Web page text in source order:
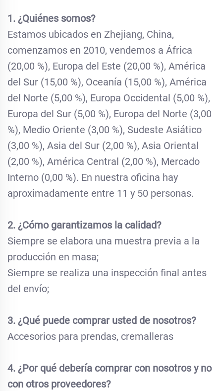
1. ¿Quiénes somos?
Estamos ubicados en Zhejiang, China,
comenzamos en 2010, vendemos a África
(20,00 %), Europa del Este (20,00 %), América
del Sur (15,00 %), Oceanía (15,00 %), América
del Norte (5,00 %), Europa Occidental (5,00 %),
Europa del Sur (5,00 %), Europa del Norte (3,00
%), Medio Oriente (3,00 %), Sudeste Asiático
(3,00 %), Asia del Sur (2,00 %), Asia Oriental
(2,00 %), América Central (2,00 %), Mercado
Interno (0,00 %). En nuestra oficina hay
aproximadamente entre 11 y 50 personas.
2. ¿Cómo garantizamos la calidad?
Siempre se elabora una muestra previa a la
producción en masa;
Siempre se realiza una inspección final antes
del envío;
3. ¿Qué puede comprar usted de nosotros?
Accesorios para prendas, cremalleras
4. ¿Por qué debería comprar con nosotros y no
con otros proveedores?